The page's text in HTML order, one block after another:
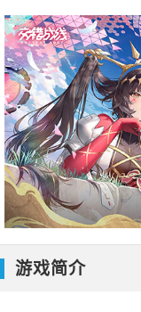
游戏简介